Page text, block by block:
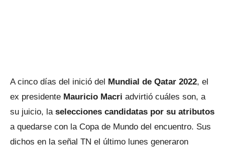
A cinco días del inició del Mundial de Qatar 2022, el
ex presidente Mauricio Macri advirtió cuáles son, a
su juicio, la selecciones candidatas por su atributos
a quedarse con la Copa de Mundo del encuentro. Sus
dichos en la señal TN el último lunes generaron